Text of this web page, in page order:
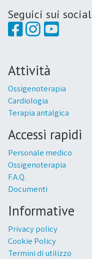
Seguici sui social
Attività
Ossigenoterapia
Cardiologia
Terapia antalgica
Accessi rapidi
Personale medico
Ossigenoterapia
F.A.Q.
Documenti
Informative
Privacy policy
Cookie Policy
Termini di utilizzo